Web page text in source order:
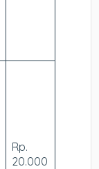
Rp.
20.000